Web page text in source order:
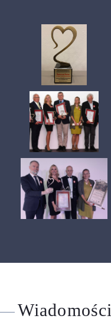
Wiadomości